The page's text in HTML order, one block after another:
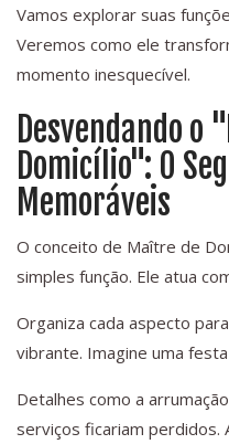
Vamos explorar suas
Veremos como ele
momento inesquecível.
Desvendando o
Domicílio": O
Memoráveis
O conceito de Maître de
simples função. Ele atua
Organiza cada aspecto
vibrante. Imagine uma
Detalhes como a
serviços ficariam perdidos.